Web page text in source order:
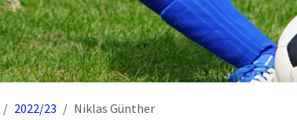
2022/23 Niklas Günther